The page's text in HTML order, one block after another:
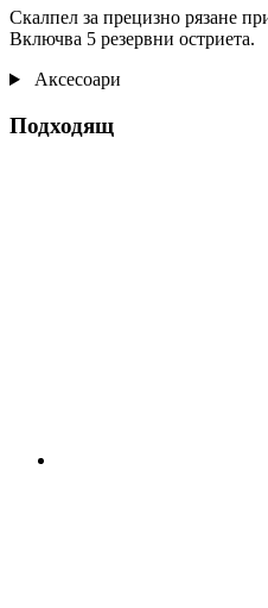
Скалпел за прецизно рязане
Включва 5 резервни остриета.
Аксесоари
Подходящ